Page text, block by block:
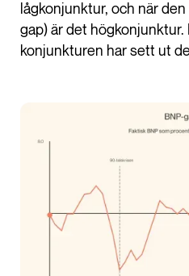
lågkonjunktur, och när
gap) är det högkonjunktur.
konjunkturen har sett ut